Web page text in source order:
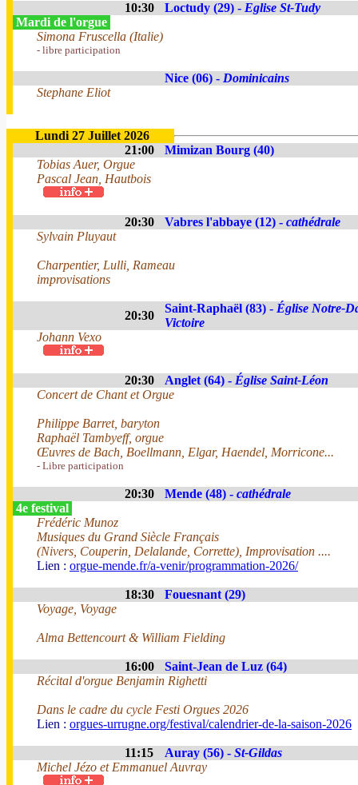
10:30 Loctudy (29) - Eglise St-Tudy
Mardi de l'orgue
Simona Fruscella (Italie)
- libre participation
Nice (06) - Dominicains
Stephane Eliot
Lundi 27 Juillet 2026
21:00
Mimizan Bourg (40)
Tobias Auer, Orgue
Pascal Jean, Hautbois
20:30 Vabres l'abbaye (12) - cathédrale
Sylvain Pluyaut
Charpentier, Lulli, Rameau
improvisations
20:30
Saint-Raphaël (83) - Église Notre-
Victoire
Johann Vexo
20:30 Anglet (64) - Église Saint-Léon
Concert de Chant et Orgue
Philippe Barret, baryton
Raphaël Tambyeff, orgue
Œuvres de Bach, Boellmann, Elgar, Haendel, Morricone...
- Libre participation
20:30 Mende (48) - cathédrale
4e festival
Frédéric Munoz
Musiques du Grand Siècle Français
(Nivers, Couperin, Delalande, Corrette), Improvisation ....
Lien : orgue-mende.fr/a-venir/programmation-2026/
18:30
Fouesnant (29)
Voyage, Voyage
Alma Bettencourt & William Fielding
16:00
Saint-Jean de Luz (64)
Récital d'orgue Benjamin Righetti
Dans le cadre du cycle Festi Orgues 2026
Lien : orgues-urrugne.org/festival/calendrier-de-la-saison-2026
11:15 Auray (56) - St-Gildas
Michel Jézo et Emmanuel Auvray